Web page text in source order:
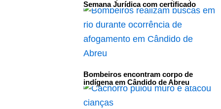
Semana Jurídica com certificado
Bombeiros encontram corpo de
indígena em Cândido de Abreu